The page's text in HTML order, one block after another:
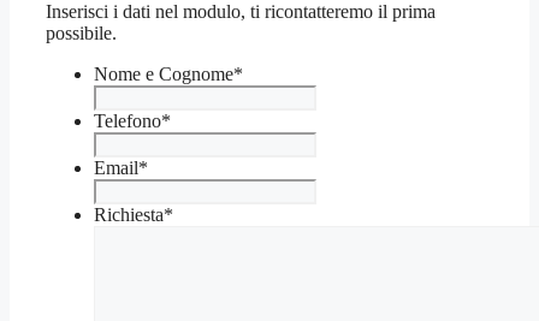
Inserisci i dati nel modulo, ti ricontatteremo il prima
possibile.
Nome e Cognome*
Telefono*
Email*
Richiesta*